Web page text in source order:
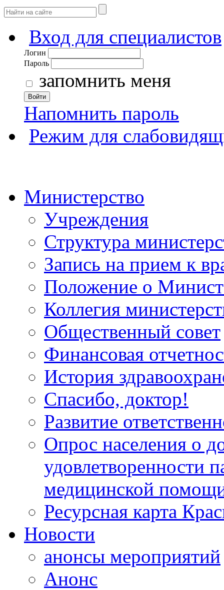
Вход для специалистов
Логин
Пароль
запомнить меня
Войти
Напомнить пароль
Режим для
Министерство
Учреждения
Структура
Запись на прием к
Положение о
Коллегия
Общественный совет
Финансовая
История
Спасибо, доктор!
Развитие
Опрос населения о
удовлетворенности
медицинской
Ресурсная карта
Новости
анонсы мероприятий
Анонс